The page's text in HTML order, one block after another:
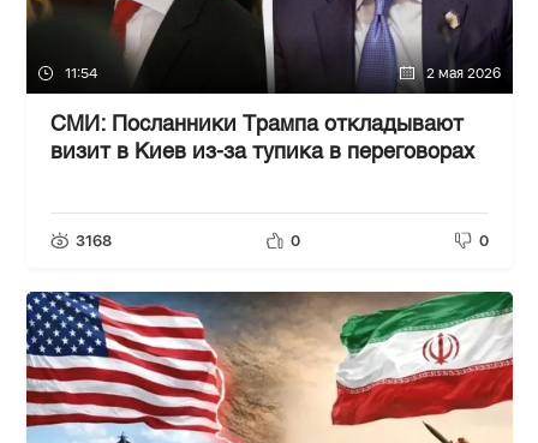
11:54 2 мая 2026
СМИ: Посланники Трампа откладывают
визит в Киев из-за тупика в переговорах
3168 0 0